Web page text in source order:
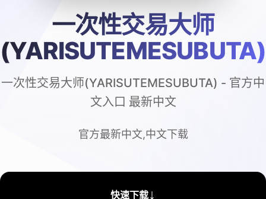
一次性交易大师
(YARISUTEMESUBUTA)
一次性交易大师(YARISUTEMESUBUTA) - 官方中
文入口 最新中文
官方最新中文,中文下载
快速下载↓